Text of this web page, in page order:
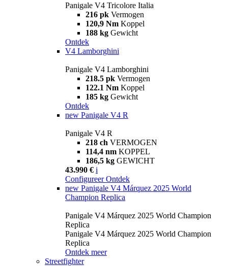
Panigale V4 Tricolore Italia
216 pk Vermogen
120,9 Nm Koppel
188 kg Gewicht
Ontdek
V4 Lamborghini
Panigale V4 Lamborghini
218.5 pk Vermogen
122.1 Nm Koppel
185 kg Gewicht
Ontdek
new Panigale V4 R
Panigale V4 R
218 ch VERMOGEN
114,4 nm KOPPEL
186,5 kg GEWICHT
43.990 € i
Configureer Ontdek
new Panigale V4 Márquez 2025 World
Champion Replica
Panigale V4 Márquez 2025 World Champion
Replica
Panigale V4 Márquez 2025 World Champion
Replica
Ontdek meer
Streetfighter